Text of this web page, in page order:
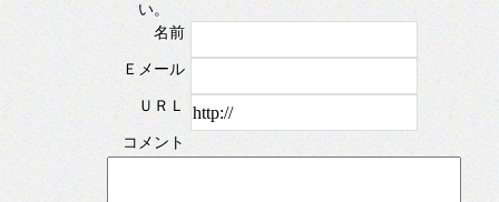
い。
名前
Ｅメール
ＵＲＬ
コメント